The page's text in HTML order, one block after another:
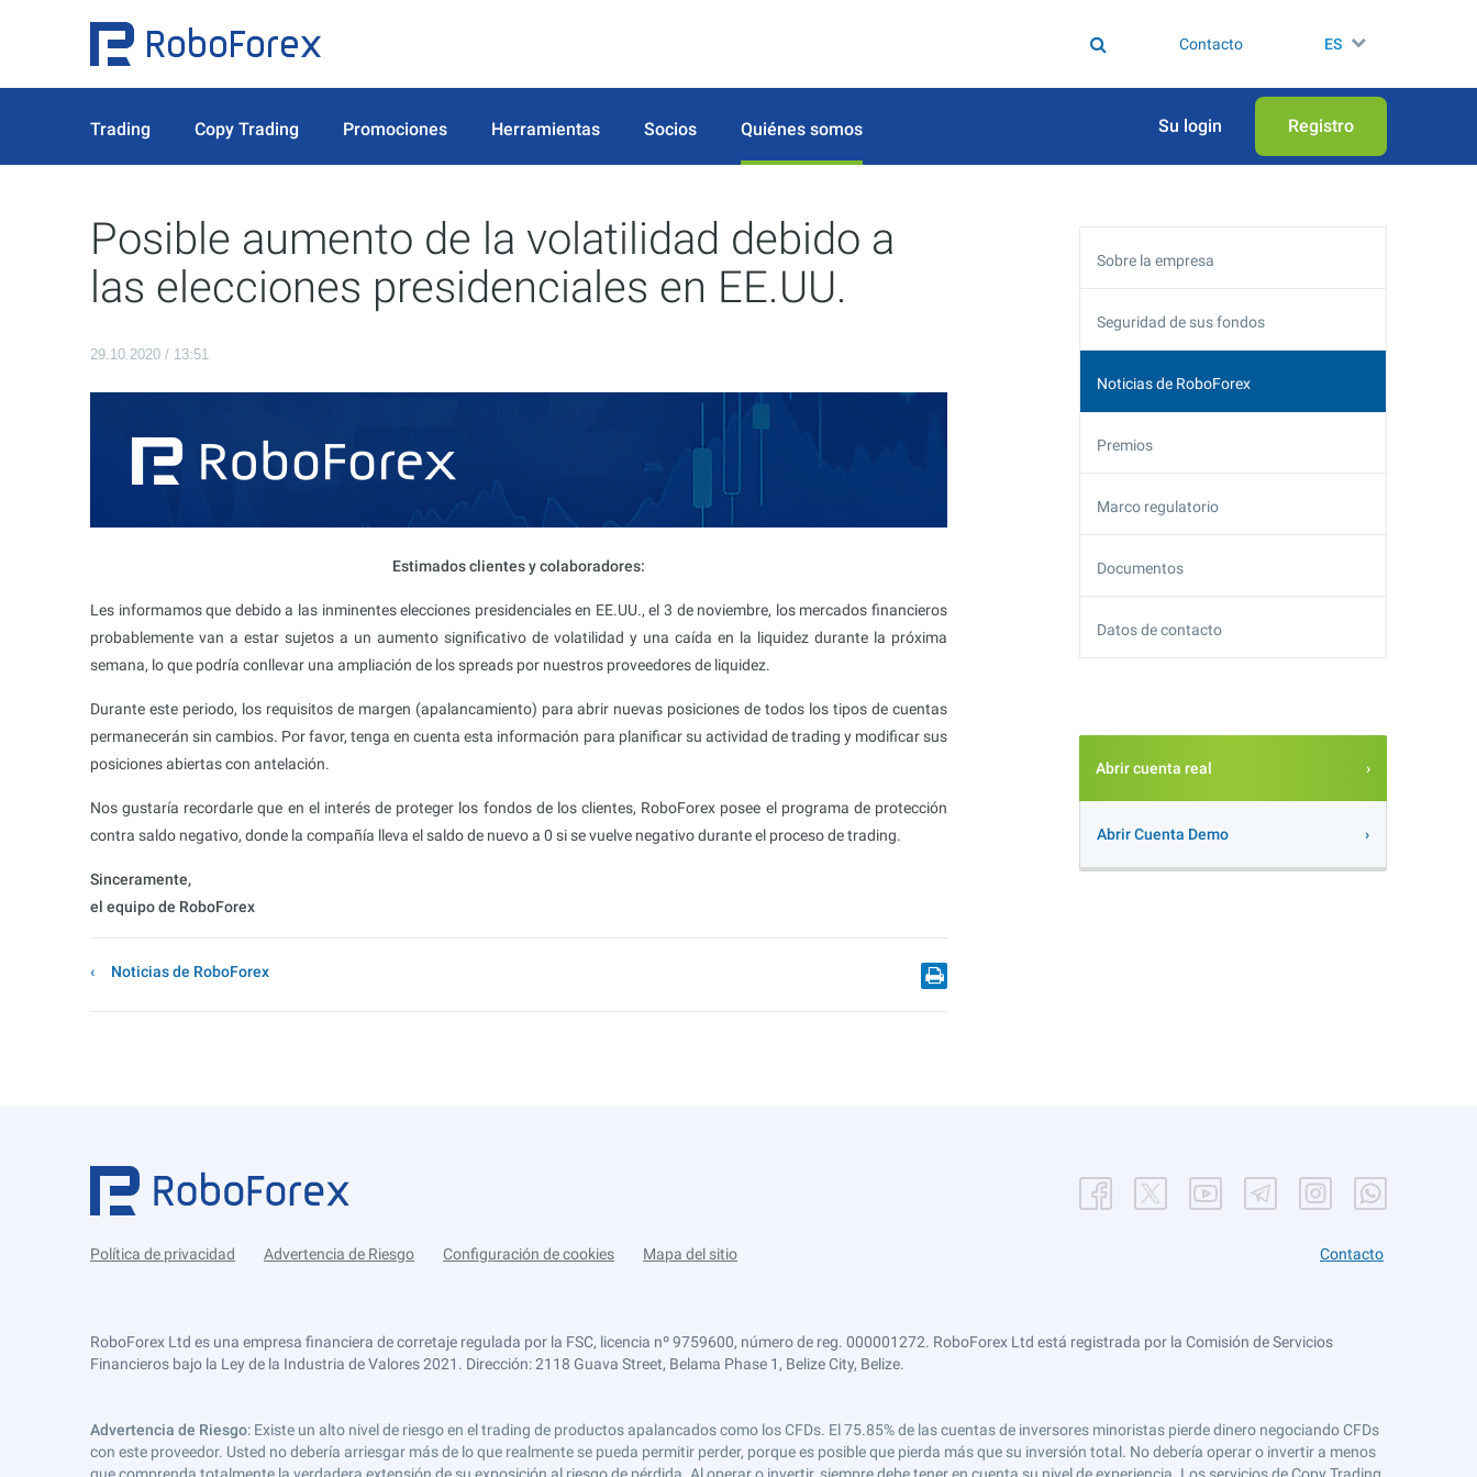
Contacto ES
Trading Copy Trading Promociones Herramientas Socios Quiénes somos Su login Registro
Posible aumento de la volatilidad debido a
las elecciones presidenciales en EE.UU.
29.10.2020 / 13:51
Estimados clientes y colaboradores:
Les informamos que debido a las inminentes elecciones presidenciales en EE.UU., el 3 de noviembre, los mercados financieros
probablemente van a estar sujetos a un aumento significativo de volatilidad y una caída en la liquidez durante la próxima
semana, lo que podría conllevar una ampliación de los spreads por nuestros proveedores de liquidez.
Durante este periodo, los requisitos de margen (apalancamiento) para abrir nuevas posiciones de todos los tipos de cuentas
permanecerán sin cambios. Por favor, tenga en cuenta esta información para planificar su actividad de trading y modificar sus
posiciones abiertas con antelación.
Nos gustaría recordarle que en el interés de proteger los fondos de los clientes, RoboForex posee el programa de protección
contra saldo negativo, donde la compañía lleva el saldo de nuevo a 0 si se vuelve negativo durante el proceso de trading.
Sinceramente,
el equipo de RoboForex
Noticias de RoboForex
Sobre la empresa
Seguridad de sus fondos
Noticias de RoboForex
Premios
Marco regulatorio
Documentos
Datos de contacto
Abrir cuenta real
Abrir Cuenta Demo
Política de privacidad Advertencia de Riesgo Configuración de cookies Mapa del sitio Contacto
RoboForex Ltd es una empresa financiera de corretaje regulada por la FSC, licencia nº 9759600, número de reg. 000001272. RoboForex Ltd está registrada por la Comisión de Servicios
Financieros bajo la Ley de la Industria de Valores 2021. Dirección: 2118 Guava Street, Belama Phase 1, Belize City, Belize.
Advertencia de Riesgo: Existe un alto nivel de riesgo en el trading de productos apalancados como los CFDs. El 75.85% de las cuentas de inversores minoristas pierde dinero negociando CFDs
con este proveedor. Usted no debería arriesgar más de lo que realmente se pueda permitir perder, porque es posible que pierda más que su inversión total. No debería operar o invertir a menos